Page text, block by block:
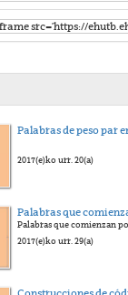
2017(e)ko urr. 20(a)
2017(e)ko urr. 29(a)